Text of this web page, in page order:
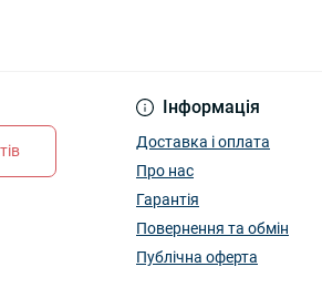
Інформація
Доставка і оплата
Про нас
Гарантія
Повернення та обмін
Публічна оферта